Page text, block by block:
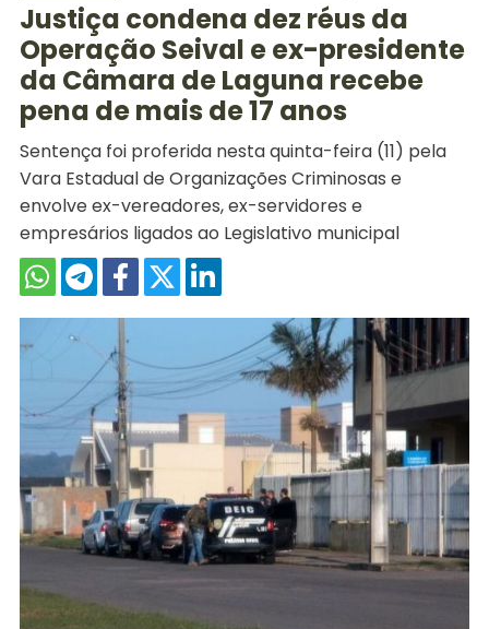
Justiça condena dez réus da
Operação Seival e ex-presidente
da Câmara de Laguna recebe
pena de mais de 17 anos
Sentença foi proferida nesta quinta-feira (11) pela
Vara Estadual de Organizações Criminosas e
envolve ex-vereadores, ex-servidores e
empresários ligados ao Legislativo municipal